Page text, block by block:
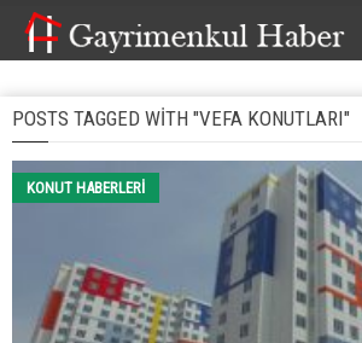
POSTS TAGGED WITH "VEFA KONUTLARI"
KONUT HABERLERI